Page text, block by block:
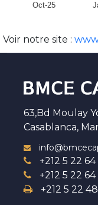
Oct-25
Voir notre site :
63,Bd Moulay
Casablanca,
+212 5 22 64
+212 5 22
+212 5 22